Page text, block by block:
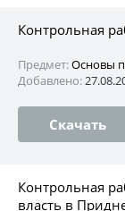
Контрольная
Предмет:Основы
Добавлено:
Скачать
Контрольная
власть в